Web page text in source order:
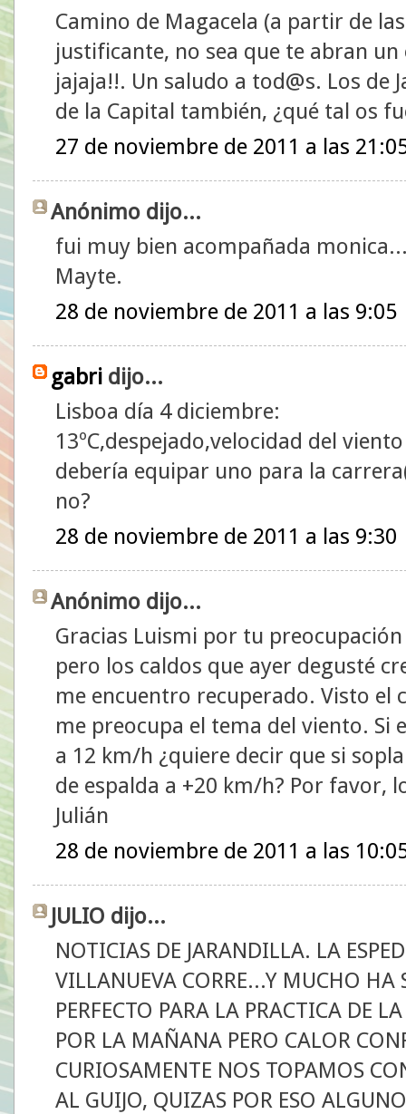
Camino de Magacela (a partir de
justificante, no sea que te abran
jajaja!!. Un saludo a tod@s. Los de
de la Capital también, ¿qué tal os
27 de noviembre de 2011 a las
Anónimo dijo...
fui muy bien acompañada
Mayte.
28 de noviembre de 2011 a las 9:05
gabri dijo...
Lisboa día 4 diciembre:
13ºC,despejado,velocidad del
debería equipar uno para la
no?
28 de noviembre de 2011 a las 9:30
Anónimo dijo...
Gracias Luismi por tu
pero los caldos que ayer degusté
me encuentro recuperado. Visto el
me preocupa el tema del viento. Si
a 12 km/h ¿quiere decir que si
de espalda a +20 km/h? Por favor,
Julián
28 de noviembre de 2011 a las
JULIO dijo...
NOTICIAS DE JARANDILLA. LA
VILLANUEVA CORRE...Y MUCHO
PERFECTO PARA LA PRACTICA DE
POR LA MAÑANA PERO CALOR
CURIOSAMENTE NOS TOPAMOS
AL GUIJO, QUIZAS POR ESO